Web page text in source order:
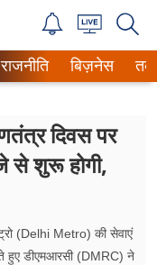
राजनीति बिज़नेस
दिवस पर
से शुरू होगी,
(Delhi Metro) की सेवाएं
हुए डीएमआरसी (DMRC) ने